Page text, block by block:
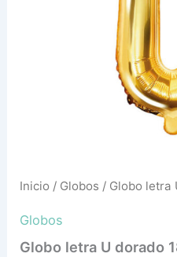
Inicio / Globos / Globo letra
Globos
Globo letra U dorado